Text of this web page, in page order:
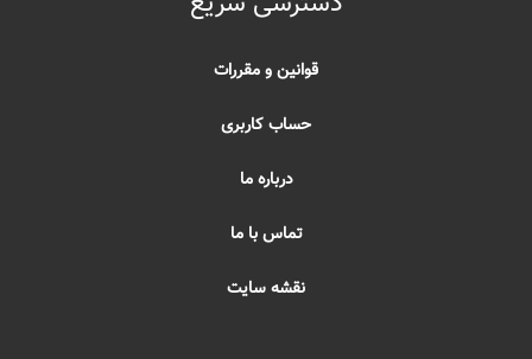
قوانین و مقررات
حساب کاربری
درباره ما
تماس با ما
نقشه سایت